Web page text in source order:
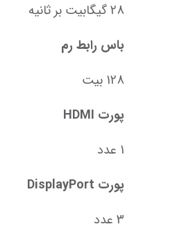
28 گیگابیت بر ثانیه
باس رابط رم
128 بیت
پورت HDMI
1 عدد
پورت DisplayPort
3 عدد